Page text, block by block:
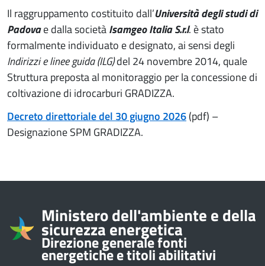
Il raggruppamento costituito dall’Università degli studi di
Padovae dalla societàIsamgeo Italia S.r.l. è stato
formalmente individuato e designato, ai sensi degli
Indirizzi e linee guida (ILG)del 24 novembre 2014, quale
Struttura preposta al monitoraggio per la concessione di
coltivazione di idrocarburi GRADIZZA.
Decreto direttoriale del 30 giugno 2026(pdf) –
Designazione SPM GRADIZZA.
Informazioni su
Ministero dell'ambiente e della
sicurezza energetica
Direzione generale fonti
energetiche e titoli abilitativi